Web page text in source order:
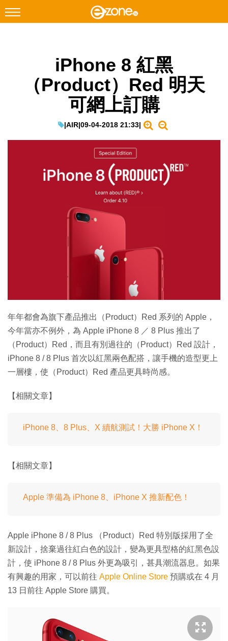
Instagram
科技焦點
教學評測
Enterprise Digital Transformation
iPhone 8 紅黑
（Product）Red 明天
可網上訂購
|AIR|09-04-2018 21:33|
年年都會為旗下產品推出（Product）Red 系列的 Apple，
今年當亦不例外，為 Apple iPhone 8 ／ 8 Plus 推出了
（Product）Red，而且有別過往的（Product）Red 設計，
iPhone 8 / 8 Plus 首次以紅黑兩色配搭，讓手機的造型更上
一層樓，使（Product）Red 產品更具時尚感。
【相關文章】
iPhone 8、8 Plus、X 續航測試！大勝 iPhone X！
【相關文章】
Apple 準備為 iPhone 8、iPhone X 推新配色！
Apple iPhone 8 / 8 Plus （Product）Red 特別版採用了全
新設計，捨棄過往紅白色的設計，變為更具型格的紅黑色設
計，使 iPhone 8 / 8 Plus 外更為吸引，甚具潮流器息。如果
有興趣的用家，可以前往 Apple Online Store 預購或在 4 月
13 日前往 Apple Store 購買。